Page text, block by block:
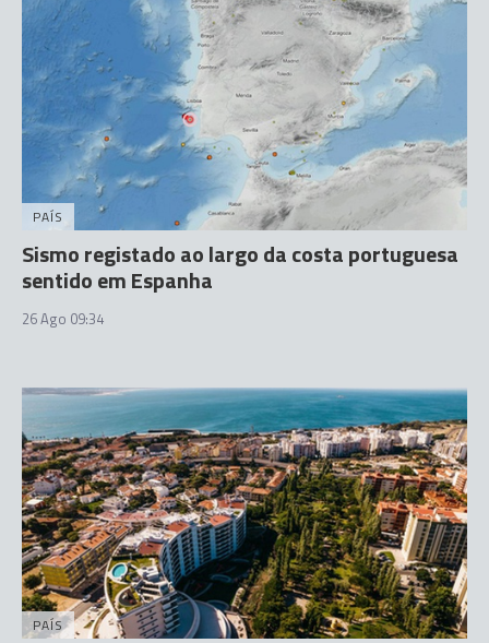
PAÍS
Sismo registado ao largo da costa portuguesa
sentido em Espanha
26 Ago 09:34
PAÍS